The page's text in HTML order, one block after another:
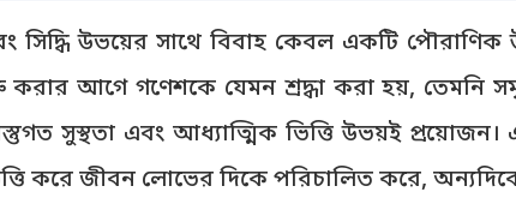
সিদ্ধি উভয়ের সাথে বিবাহ কেবল একটি
আগে গণেশকে যেমন শ্রদ্ধা করা হয়, তেমনি
সুস্থতা এবং আধ্যাত্মিক ভিত্তি উভয়ই প্রয়োজন।
করে জীবন লোভের দিকে পরিচালিত করে,